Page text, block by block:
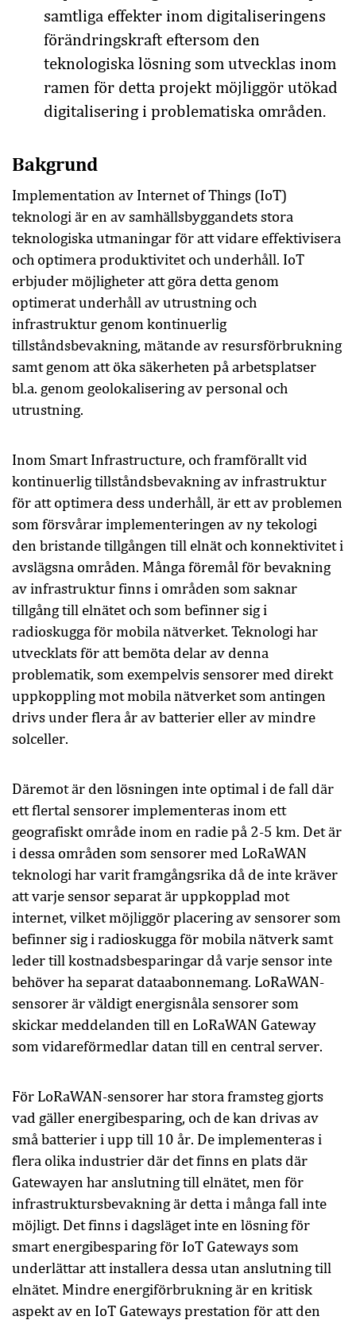
samtliga effekter inom digitaliseringens
förändringskraft eftersom den
teknologiska lösning som utvecklas inom
ramen för detta projekt möjliggör utökad
digitalisering i problematiska områden.
Bakgrund
Implementation av Internet of Things (IoT)
teknologi är en av samhällsbyggandets stora
teknologiska utmaningar för att vidare effektivisera
och optimera produktivitet och underhåll. IoT
erbjuder möjligheter att göra detta genom
optimerat underhåll av utrustning och
infrastruktur genom kontinuerlig
tillståndsbevakning, mätande av resursförbrukning
samt genom att öka säkerheten på arbetsplatser
bl.a. genom geolokalisering av personal och
utrustning.
Inom Smart Infrastructure, och framförallt vid
kontinuerlig tillståndsbevakning av infrastruktur
för att optimera dess underhåll, är ett av problemen
som försvårar implementeringen av ny tekologi
den bristande tillgången till elnät och konnektivitet i
avslägsna områden. Många föremål för bevakning
av infrastruktur finns i områden som saknar
tillgång till elnätet och som befinner sig i
radioskugga för mobila nätverket. Teknologi har
utvecklats för att bemöta delar av denna
problematik, som exempelvis sensorer med direkt
uppkoppling mot mobila nätverket som antingen
drivs under flera år av batterier eller av mindre
solceller.
Däremot är den lösningen inte optimal i de fall där
ett flertal sensorer implementeras inom ett
geografiskt område inom en radie på 2-5 km. Det är
i dessa områden som sensorer med LoRaWAN
teknologi har varit framgångsrika då de inte kräver
att varje sensor separat är uppkopplad mot
internet, vilket möjliggör placering av sensorer som
befinner sig i radioskugga för mobila nätverk samt
leder till kostnadsbesparingar då varje sensor inte
behöver ha separat dataabonnemang. LoRaWAN-
sensorer är väldigt energisnåla sensorer som
skickar meddelanden till en LoRaWAN Gateway
som vidareförmedlar datan till en central server.
För LoRaWAN-sensorer har stora framsteg gjorts
vad gäller energibesparing, och de kan drivas av
små batterier i upp till 10 år. De implementeras i
flera olika industrier där det finns en plats där
Gatewayen har anslutning till elnätet, men för
infrastruktursbevakning är detta i många fall inte
möjligt. Det finns i dagsläget inte en lösning för
smart energibesparing för IoT Gateways som
underlättar att installera dessa utan anslutning till
elnätet. Mindre energiförbrukning är en kritisk
aspekt av en IoT Gateways prestation för att den